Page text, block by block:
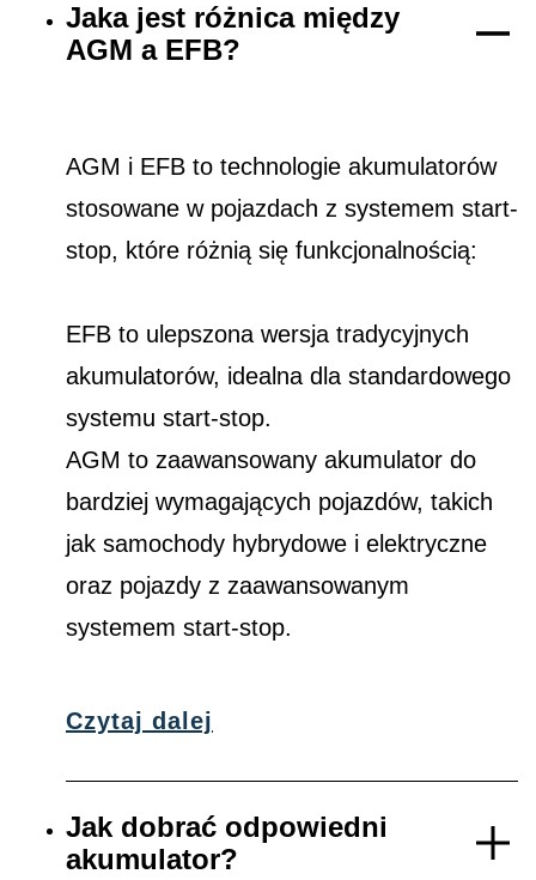
Jaka jest różnica między
AGM a EFB?
AGM i EFB to technologie akumulatorów
stosowane w pojazdach z systemem start-
stop, które różnią się funkcjonalnością:
EFB to ulepszona wersja tradycyjnych
akumulatorów, idealna dla standardowego
systemu start-stop.
AGM to zaawansowany akumulator do
bardziej wymagających pojazdów, takich
jak samochody hybrydowe i elektryczne
oraz pojazdy z zaawansowanym
systemem start-stop.
Czytaj dalej
Jak dobrać odpowiedni
akumulator?